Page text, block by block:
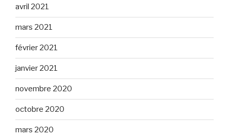
avril 2021
mars 2021
février 2021
janvier 2021
novembre 2020
octobre 2020
mars 2020